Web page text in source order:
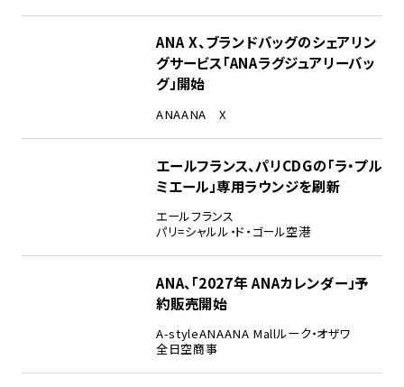
ANA X、ブランドバッグのシェアリン
グサービス「ANAラグジュアリーバッ
グ」開始
ANAANA X
エールフランス、パリCDGの「ラ・プル
ミエール」専用ラウンジを刷新
エールフランス
パリ=シャルル・ド・ゴール空港
ANA、「2027年 ANAカレンダー」予
約販売開始
A-styleANAANA Mallルーク・オザワ
全日空商事